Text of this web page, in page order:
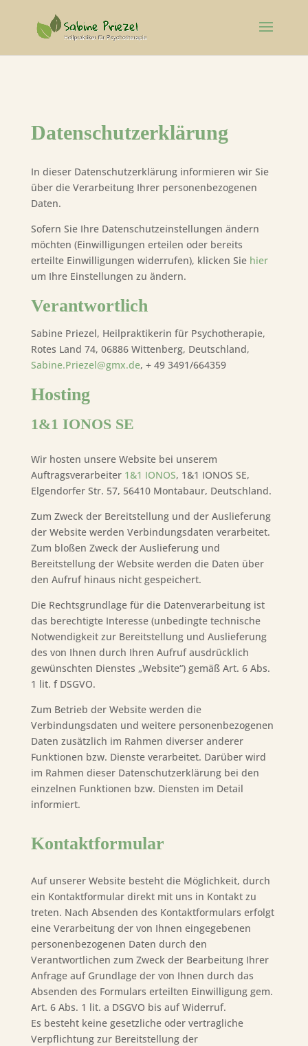
Datenschutzerklärung
In dieser Datenschutzerklärung informieren wir Sie
über die Verarbeitung Ihrer personenbezogenen
Daten.
Sofern Sie Ihre Datenschutzeinstellungen ändern
möchten (Einwilligungen erteilen oder bereits
erteilte Einwilligungen widerrufen), klicken Sie hier
um Ihre Einstellungen zu ändern.
Verantwortlich
Sabine Priezel, Heilpraktikerin für Psychotherapie,
Rotes Land 74, 06886 Wittenberg, Deutschland,
Sabine.Priezel@gmx.de, + 49 3491/664359
Hosting
1&1 IONOS SE
Wir hosten unsere Website bei unserem
Auftragsverarbeiter 1&1 IONOS, 1&1 IONOS SE,
Elgendorfer Str. 57, 56410 Montabaur, Deutschland.
Zum Zweck der Bereitstellung und der Auslieferung
der Website werden Verbindungsdaten verarbeitet.
Zum bloßen Zweck der Auslieferung und
Bereitstellung der Website werden die Daten über
den Aufruf hinaus nicht gespeichert.
Die Rechtsgrundlage für die Datenverarbeitung ist
das berechtigte Interesse (unbedingte technische
Notwendigkeit zur Bereitstellung und Auslieferung
des von Ihnen durch Ihren Aufruf ausdrücklich
gewünschten Dienstes „Website“) gemäß Art. 6 Abs.
1 lit. f DSGVO.
Zum Betrieb der Website werden die
Verbindungsdaten und weitere personenbezogenen
Daten zusätzlich im Rahmen diverser anderer
Funktionen bzw. Dienste verarbeitet. Darüber wird
im Rahmen dieser Datenschutzerklärung bei den
einzelnen Funktionen bzw. Diensten im Detail
informiert.
Kontaktformular
Auf unserer Website besteht die Möglichkeit, durch
ein Kontaktformular direkt mit uns in Kontakt zu
treten. Nach Absenden des Kontaktformulars erfolgt
eine Verarbeitung der von Ihnen eingegebenen
personenbezogenen Daten durch den
Verantwortlichen zum Zweck der Bearbeitung Ihrer
Anfrage auf Grundlage der von Ihnen durch das
Absenden des Formulars erteilten Einwilligung gem.
Art. 6 Abs. 1 lit. a DSGVO bis auf Widerruf.
Es besteht keine gesetzliche oder vertragliche
Verpflichtung zur Bereitstellung der